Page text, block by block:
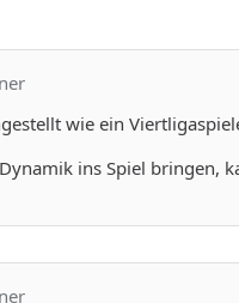
wie ein
ins Spiel bringen,